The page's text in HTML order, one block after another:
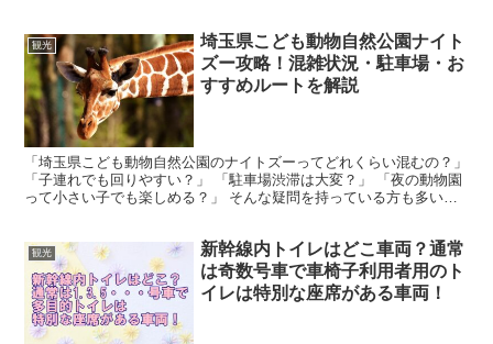
観光
埼玉県こども動物自然公園ナイト
ズー攻略！混雑状況・駐車場・お
すすめルートを解説
「埼玉県こども動物自然公園のナイトズーってどれくらい混むの？」
「子連れでも回りやすい？」 「駐車場渋滞は大変？」 「夜の動物園
って小さい子でも楽しめる？」 そんな疑問を持っている方も多いの
観光
新幹線内トイレはどこ車両？通常
は奇数号車で車椅子利用者用のト
イレは特別な座席がある車両！